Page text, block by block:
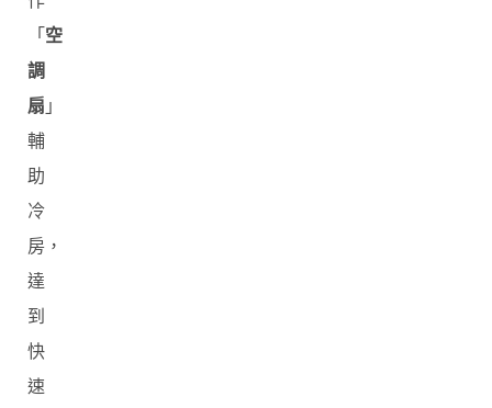
「 空
調
扇 」
輔
助
冷
房，
達
到
快
速